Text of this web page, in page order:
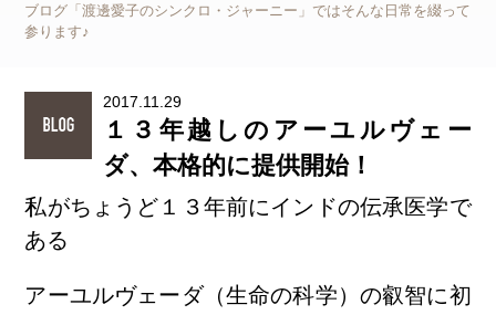
ブログ「渡邊愛子のシンクロ・ジャーニー」ではそんな日常を綴って
参ります♪
2017.11.29
１３年越しのアーユルヴェー
ダ、本格的に提供開始！
私がちょうど１３年前にインドの伝承医学で
ある
アーユルヴェーダ（生命の科学）の叡智に初